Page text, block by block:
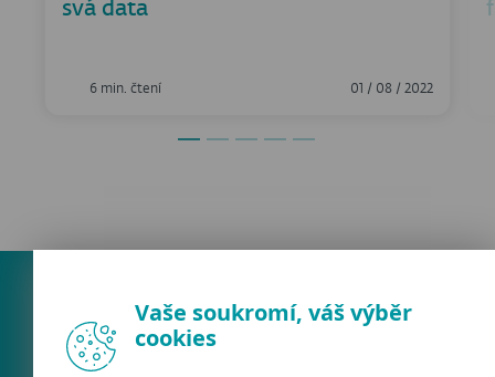
svá data
6 min. čtení 01 / 08 / 2022
Vaše soukromí, váš výběr
cookies